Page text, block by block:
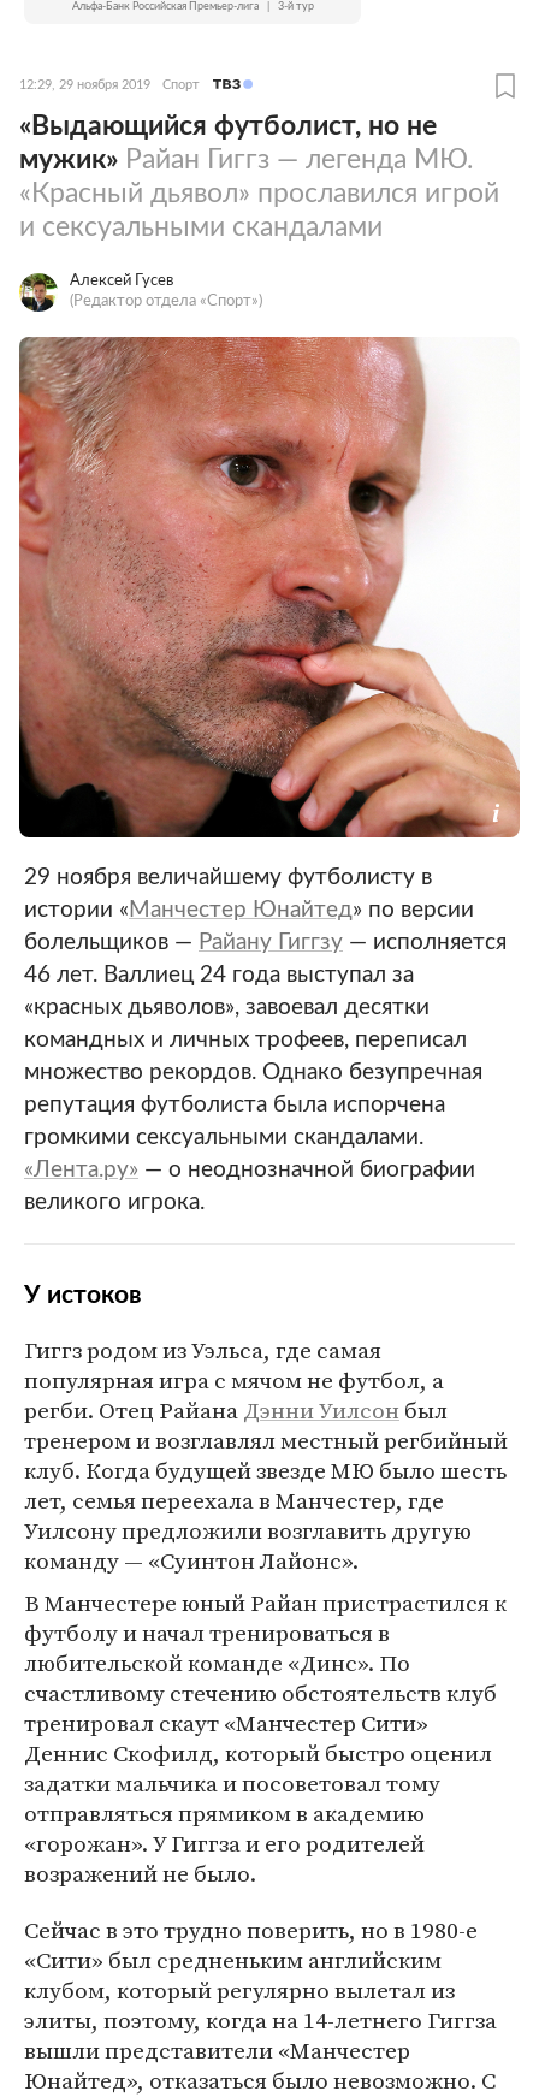
Альфа-Банк Российская Премьер-лига 3-й тур
12:29, 29 ноября 2019 Спорт
«Выдающийся футболист, но не
мужик» Райан Гиггз — легенда МЮ.
«Красный дьявол» прославился игрой
и сексуальными скандалами
Алексей Гусев
(Редактор отдела «Спорт»)
29 ноября величайшему футболисту в
истории « Манчестер Юнайтед» по версии
болельщиков — Райану Гиггзу — исполняется
46 лет. Валлиец 24 года выступал за
«красных дьяволов», завоевал десятки
командных и личных трофеев, переписал
множество рекордов. Однако безупречная
репутация футболиста была испорчена
громкими сексуальными скандалами.
«Лента.ру» — о неоднозначной биографии
великого игрока.
У истоков
Гиггз родом из Уэльса, где самая
популярная игра с мячом не футбол, а
регби. Отец РайанаДэнни Уилсон был
тренером и возглавлял местный регбийный
клуб. Когда будущей звезде МЮ было шесть
лет, семья переехала в Манчестер, где
Уилсону предложили возглавить другую
команду — «Суинтон Лайонс».
В Манчестере юный Райан пристрастился к
футболу и начал тренироваться в
любительской команде «Динс». По
счастливому стечению обстоятельств клуб
тренировал скаут «Манчестер Сити»
Деннис Скофилд, который быстро оценил
задатки мальчика и посоветовал тому
отправляться прямиком в академию
«горожан». У Гиггза и его родителей
возражений не было.
Сейчас в это трудно поверить, но в 1980-е
«Сити» был средненьким английским
клубом, который регулярно вылетал из
элиты, поэтому, когда на 14-летнего Гиггза
вышли представители «Манчестер
Юнайтед», отказаться было невозможно. С